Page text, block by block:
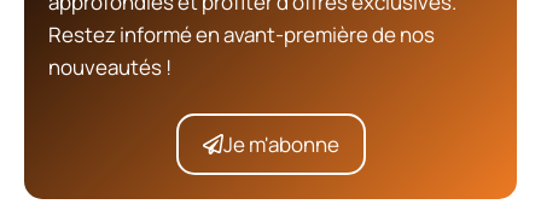
Restez informé en avant-première de nos
nouveautés !
Je m'abonne